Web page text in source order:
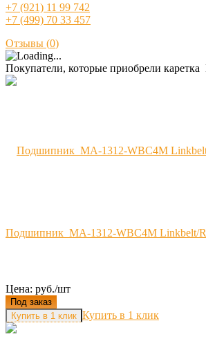
+7 (921) 11 99 742
+7 (499) 70 33 457
Отзывы (0)
Покупатели, которые приобрели
Подшипник MA-1312-WBC4M Linkbelt/
Цена: руб./шт
Под заказ
Купить в 1 клик